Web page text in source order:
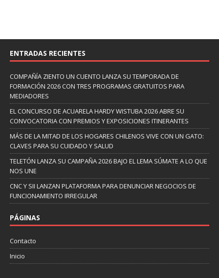
ENTRADAS RECIENTES
COMPAÑÍA ZIENTO UN CUENTO LANZA SU TEMPORADA DE
FORMACIÓN 2026 CON TRES PROGRAMAS GRATUITOS PARA
MEDIADORES
EL CONCURSO DE ACUARELA HARDY WISTUBA 2026 ABRE SU
CONVOCATORIA CON PREMIOS Y EXPOSICIONES ITINERANTES
MÁS DE LA MITAD DE LOS HOGARES CHILENOS VIVE CON UN GATO:
CLAVES PARA SU CUIDADO Y SALUD
TELETÓN LANZA SU CAMPAÑA 2026 BAJO EL LEMA SÚMATE A LO QUE
NOS UNE
CNC Y SII LANZAN PLATAFORMA PARA DENUNCIAR NEGOCIOS DE
FUNCIONAMIENTO IRREGULAR
PÁGINAS
Contacto
Inicio